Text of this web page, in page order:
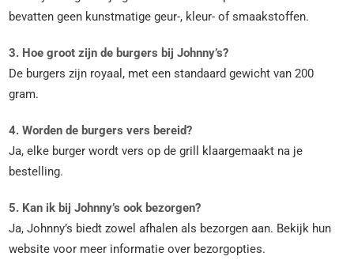
bevatten geen kunstmatige geur-, kleur- of smaakstoffen.
3. Hoe groot zijn de burgers bij Johnny’s?
De burgers zijn royaal, met een standaard gewicht van 200
gram.
4. Worden de burgers vers bereid?
Ja, elke burger wordt vers op de grill klaargemaakt na je
bestelling.
5. Kan ik bij Johnny’s ook bezorgen?
Ja, Johnny’s biedt zowel afhalen als bezorgen aan. Bekijk hun
website voor meer informatie over bezorgopties.